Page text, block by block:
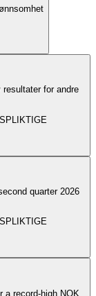
for andre
quarter 2026
a record-high NOK